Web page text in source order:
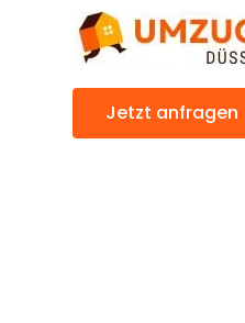
Jetzt anfragen